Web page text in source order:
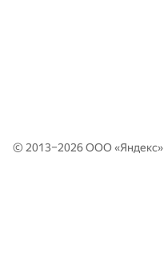
© 2013–2026 ООО «Яндекс»